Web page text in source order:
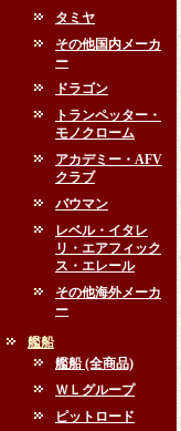
タミヤ
その他国内メーカ
ー
ドラゴン
トランペッター・
モノクローム
アカデミー・AFV
クラブ
バウマン
レベル・イタレ
リ・エアフィック
ス・エレール
その他海外メーカ
ー
艦船
艦船 (全商品)
ＷＬグループ
ピットロード